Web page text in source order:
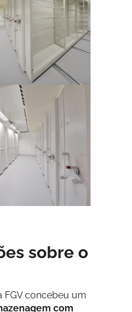
sobre o
FGV concebeu um
com